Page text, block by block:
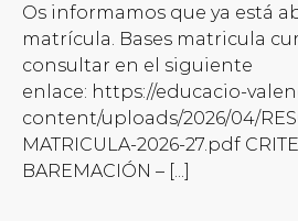
Os informamos que ya está
matrícula. Bases matricula
consultar en el siguiente
enlace: https://educacio-
content/uploads/2026/04/
MATRICULA-2026-27.pdf
BAREMACIÓN – [...]